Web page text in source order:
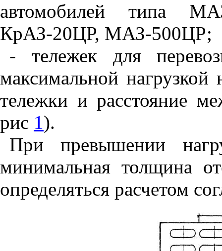
автомобилей типа МА
КрАЗ-20ЦР, МАЗ-500ЦР;
-
тележек для
максимальной
тележки и расстояние
рис 1).
При превышении
минимальная толщина
определяться расчетом